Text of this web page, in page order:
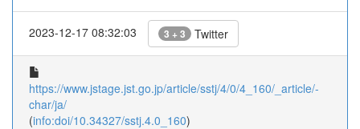
2023-12-17 08:32:03 3 + 3 Twitter
https://www.jstage.jst.go.jp/article/sstj/4/0/4_160/_article/-
char/ja/
(info:doi/10.34327/sstj.4.0_160)